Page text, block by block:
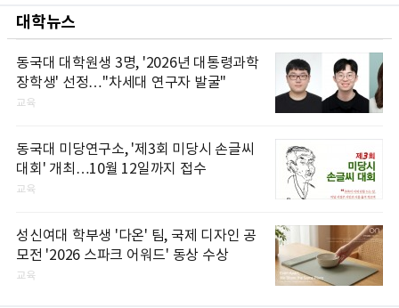
대학뉴스
동국대 대학원생 3명, '2026년 대통령과학
장학생' 선정…"차세대 연구자 발굴"
교육
동국대 미당연구소, '제3회 미당시 손글씨
대회' 개최…10월 12일까지 접수
교육
성신여대 학부생 '다온' 팀, 국제 디자인 공
모전 '2026 스파크 어워드' 동상 수상
교육